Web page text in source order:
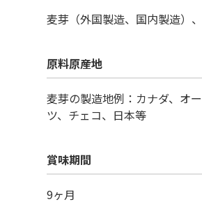
麦芽（外国製造、国内製造）
原料原産地
麦芽の製造地例：カナダ、オ
ツ、チェコ、日本等
賞味期間
9ヶ月